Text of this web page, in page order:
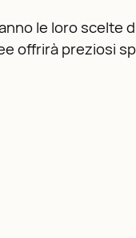
le loro
offrirà preziosi